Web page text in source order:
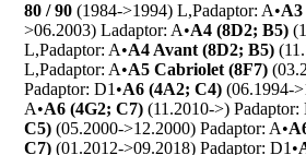
80 / 90 (1984->1994) L,Padaptor: A•
>06.2003) Ladaptor: A•A4 (8D2; B5)
L,Padaptor: A•A4 Avant (8D2; B5)
L,Padaptor: A•A5 Cabriolet (8F7)
Padaptor: D1 •A6 (4A2; C4) (06.1994-
A•A6 (4G2; C7) (11.2010->) Padaptor:
C5) (05.2000->12.2000) Padaptor: A•
C7) (01.2012->09.2018) Padaptor: D1 •